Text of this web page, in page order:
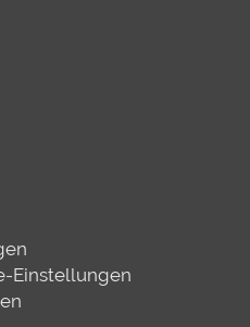
Einstellungen